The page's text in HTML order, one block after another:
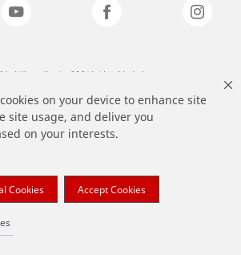
on your device to enhance site
site usage, and deliver you
on your interests.
Cookies Accept Cookies
거된 브랜드는 3M의 상표입니다.